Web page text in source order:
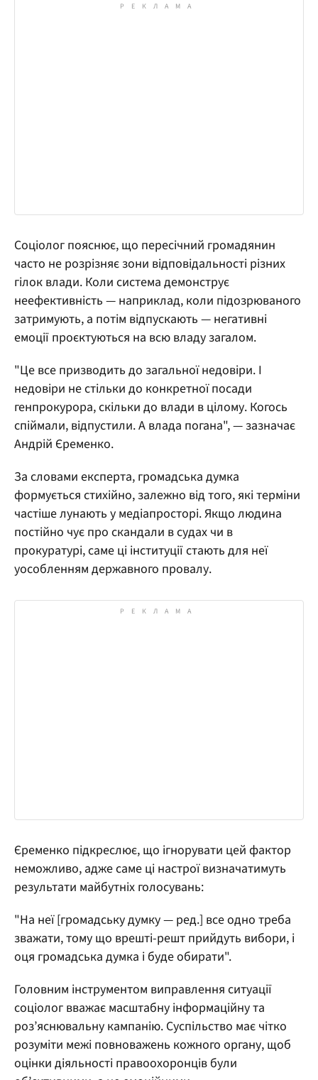
Соціолог пояснює, що пересічний громадянин
часто не розрізняє зони відповідальності різних
гілок влади. Коли система демонструє
неефективність — наприклад, коли підозрюваного
затримують, а потім відпускають — негативні
емоції проєктуються на всю владу загалом.
"Це все призводить до загальної недовіри. І
недовіри не стільки до конкретної посади
генпрокурора, скільки до влади в цілому. Когось
спіймали, відпустили. А влада погана", — зазначає
Андрій Єременко.
За словами експерта, громадська думка
формується стихійно, залежно від того, які терміни
частіше лунають у медіапросторі. Якщо людина
постійно чує про скандали в судах чи в
прокуратурі, саме ці інституції стають для неї
уособленням державного провалу.
Єременко підкреслює, що ігнорувати цей фактор
неможливо, адже саме ці настрої визначатимуть
результати майбутніх голосувань:
"На неї [громадську думку — ред.] все одно треба
зважати, тому що врешті-решт прийдуть вибори, і
оця громадська думка і буде обирати".
Головним інструментом виправлення ситуації
соціолог вважає масштабну інформаційну та
роз’яснювальну кампанію. Суспільство має чітко
розуміти межі повноважень кожного органу, щоб
оцінки діяльності правоохоронців були